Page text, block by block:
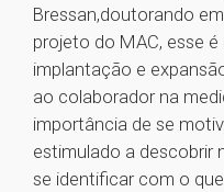
Bressan,doutorando
projeto do MAC, esse
implantação e
ao colaborador na
importância de se
estimulado a descobrir
se identificar com o